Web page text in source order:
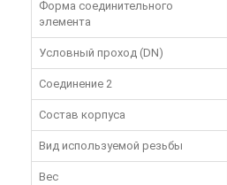
Форма соединительного
элемента
Условный проход (DN)
Соединение 2
Состав корпуса
Вид используемой резьбы
Вес